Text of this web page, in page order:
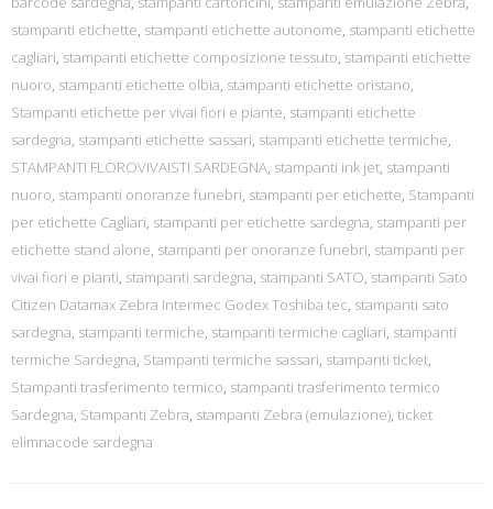
stampanti etichette, stampanti etichette autonome, stampanti etichette
cagliari, stampanti etichette composizione tessuto, stampanti etichette
nuoro, stampanti etichette olbia, stampanti etichette oristano,
Stampanti etichette per vivai fiori e piante, stampanti etichette
sardegna, stampanti etichette sassari, stampanti etichette termiche,
STAMPANTI FLOROVIVAISTI SARDEGNA, stampanti ink jet, stampanti
nuoro, stampanti onoranze funebri, stampanti per etichette, Stampanti
per etichette Cagliari, stampanti per etichette sardegna, stampanti per
etichette stand alone, stampanti per onoranze funebri, stampanti per
vivai fiori e pianti, stampanti sardegna, stampanti SATO, stampanti Sato
Citizen Datamax Zebra Intermec Godex Toshiba tec, stampanti sato
sardegna, stampanti termiche, stampanti termiche cagliari, stampanti
termiche Sardegna, Stampanti termiche sassari, stampanti ticket,
Stampanti trasferimento termico, stampanti trasferimento termico
Sardegna, Stampanti Zebra, stampanti Zebra (emulazione), ticket
elimnacode sardegna